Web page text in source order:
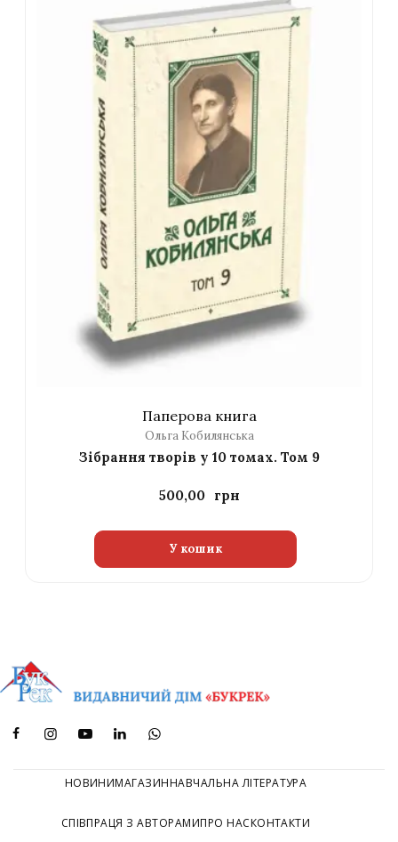
Паперова книга
Ольга Кобилянська
Зібрання творів у 10 томах. Том 9
500,00
У кошик
НОВИНИМАГАЗИННАВЧАЛЬНА ЛІТЕРАТУРА
СПІВПРАЦЯ З АВТОРАМИПРО НАСКОНТАКТИ